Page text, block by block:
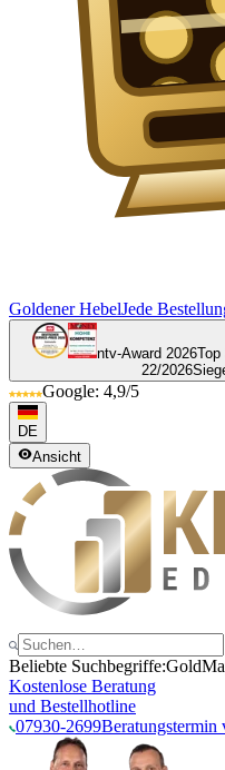
Goldener HebelJede
ntv-Award 2026Top
22/2026
Google: 4,9/5
DE
Ansicht
Beliebte Suchbegriffe:Gold
Kostenlose Beratung
und Bestellhotline
07930-2699Beratungstermin